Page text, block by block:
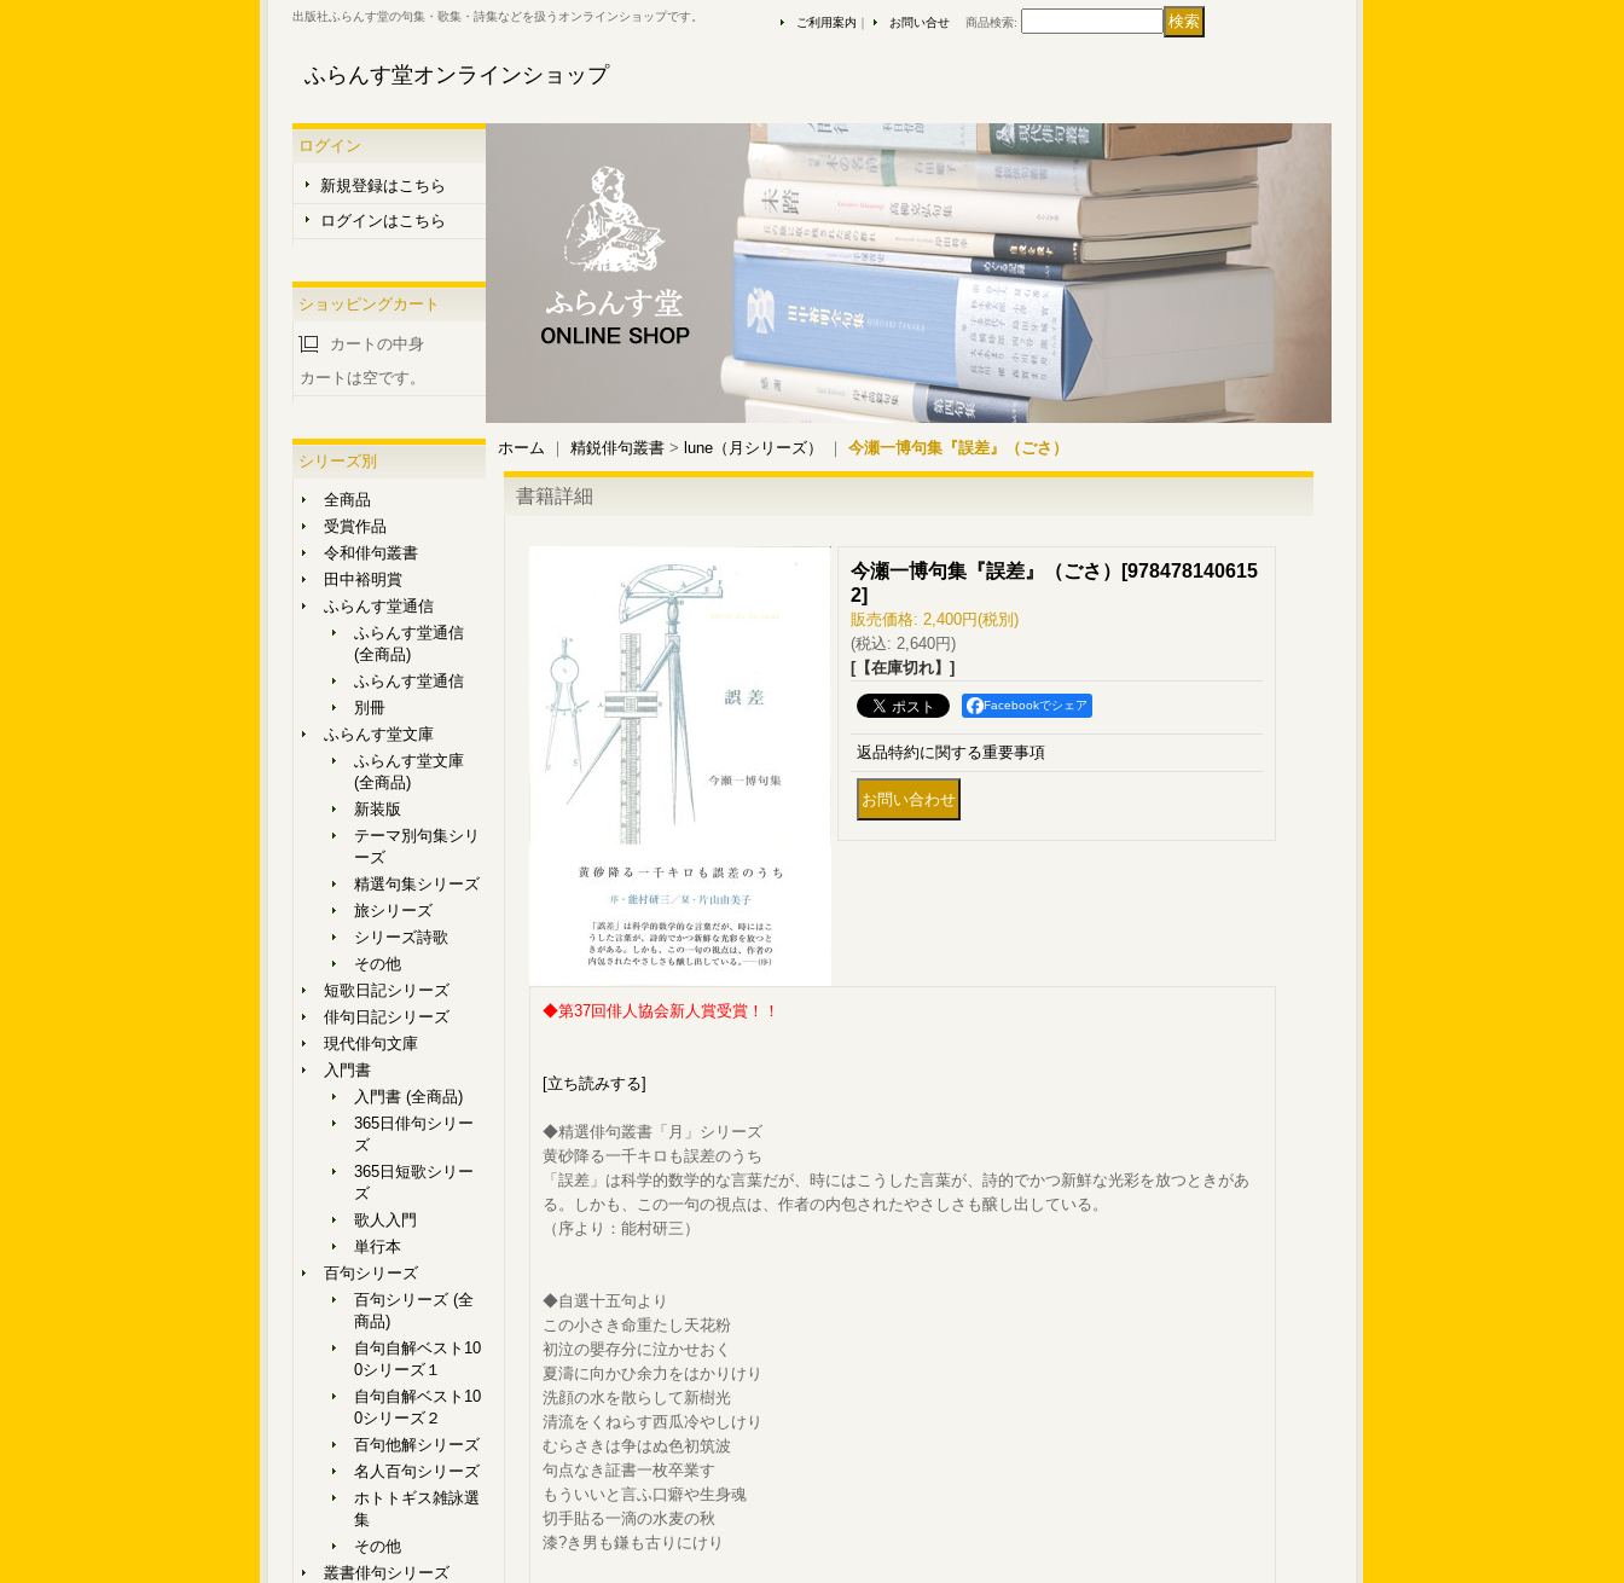
出版社ふらんす堂の句集・歌集・詩集などを扱うオンラインショップです。
ふらんす堂オンラインショップ
ご利用案内 お問い合せ 商品検索:
ログイン
新規登録はこちら
ログインはこちら
ショッピングカート
カートの中身
カートは空です。
シリーズ別
全商品
受賞作品
令和俳句叢書
田中裕明賞
ふらんす堂通信
ふらんす堂通信
(全商品)
ふらんす堂通信
別冊
ふらんす堂文庫
ふらんす堂文庫
(全商品)
新装版
テーマ別句集シリ
ーズ
精選句集シリーズ
旅シリーズ
シリーズ詩歌
その他
短歌日記シリーズ
俳句日記シリーズ
現代俳句文庫
入門書
入門書 (全商品)
365日俳句シリー
ズ
365日短歌シリー
ズ
歌人入門
単行本
百句シリーズ
百句シリーズ (全
商品)
自句自解ベスト10
0シリーズ１
自句自解ベスト10
0シリーズ２
百句他解シリーズ
名人百句シリーズ
ホトトギス雑詠選
集
その他
叢書俳句シリーズ
ホーム ｜ 精鋭俳句叢書 > lune（月シリーズ） ｜ 今瀬一博句集『誤差』（ごさ）
書籍詳細
今瀬一博句集『誤差』（ごさ） [978478140615
2]
販売価格: 2,400円(税別)
(税込: 2,640円)
[【在庫切れ】]
Facebookでシェア
返品特約に関する重要事項
◆第37回俳人協会新人賞受賞！！
[立ち読みする]
◆精選俳句叢書「月」シリーズ
黄砂降る一千キロも誤差のうち
「誤差」は科学的数学的な言葉だが、時にはこうした言葉が、詩的でかつ新鮮な光彩を放つときがあ
る。しかも、この一句の視点は、作者の内包されたやさしさも醸し出している。
（序より：能村研三）
◆自選十五句より
この小さき命重たし天花粉
初泣の嬰存分に泣かせおく
夏濤に向かひ余力をはかりけり
洗顔の水を散らして新樹光
清流をくねらす西瓜冷やしけり
むらさきは争はぬ色初筑波
句点なき証書一枚卒業す
もういいと言ふ口癖や生身魂
切手貼る一滴の水麦の秋
漆?き男も鎌も古りにけり